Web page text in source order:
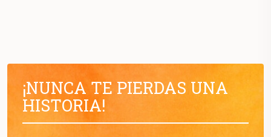
¡NUNCA TE PIERDAS UNA
HISTORIA!